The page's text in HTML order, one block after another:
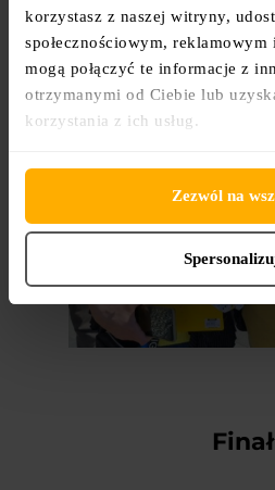
korzystasz z naszej witryny,
społecznościowym,
mogą połączyć te informacje z
otrzymanymi od Ciebie lub
korzystania z ich usług.
Zezwól na
Finał